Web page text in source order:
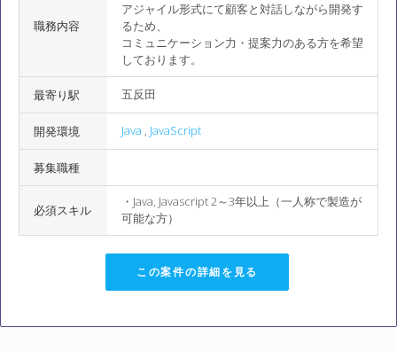
職務内容
アジャイル形式にて顧客と対話しながら開発す
るため、
コミュニケーション力・提案力のある方を希望
しております。
最寄り駅 五反田
開発環境 Java , JavaScript
募集職種
必須スキル
・Java, Javascript 2～3年以上（一人称で製造が
可能な方）
この案件の詳細を見る